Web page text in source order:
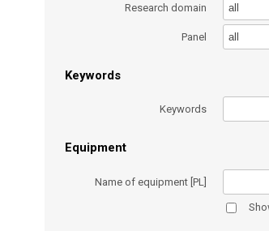
Research domain all
Panel all
Keywords
Keywords
Equipment
Name of equipment [PL]